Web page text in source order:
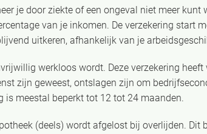
je door ziekte of een ongeval niet meer kunt
van je inkomen. De verzekering start
uitkeren, afhankelijk van je
werkloos wordt. Deze verzekering heeft
zijn geweest, ontslagen zijn om
is meestal beperkt tot 12 tot 24 maanden.
(deels) wordt afgelost bij overlijden. Dit